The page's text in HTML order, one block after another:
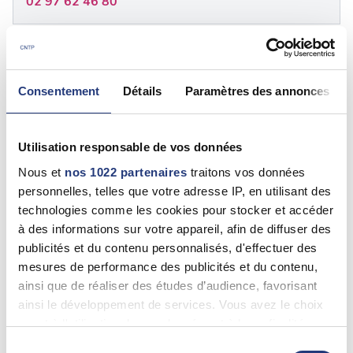
Consentement Détails Paramètres des annonces
Utilisation responsable de vos données
Nous et nos 1022 partenaires traitons vos données
personnelles, telles que votre adresse IP, en utilisant des
technologies comme les cookies pour stocker et accéder
à des informations sur votre appareil, afin de diffuser des
publicités et du contenu personnalisés, d'effectuer des
mesures de performance des publicités et du contenu,
ainsi que de réaliser des études d’audience, favorisant
ainsi le développement de services. Vous avez le choix
quant à l'utilisation de vos données et à leurs finalités.
Alban GIGUET
Muzillac (56190)
56 - Morbihan
LE BIHAN Pascal
Melrand (56310)
02 57 72 01 41
56 - Morbihan